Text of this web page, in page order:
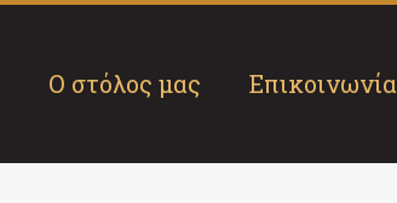
Ο στόλος μας Επικοινωνία